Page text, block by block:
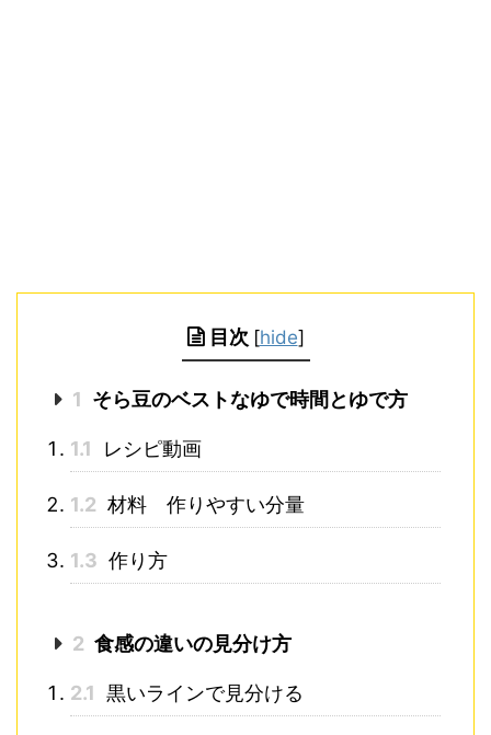
目次 [hide]
1 そら豆のベストなゆで時間とゆで方
1.1 レシピ動画
1.2 材料 作りやすい分量
1.3 作り方
2 食感の違いの見分け方
2.1 黒いラインで見分ける